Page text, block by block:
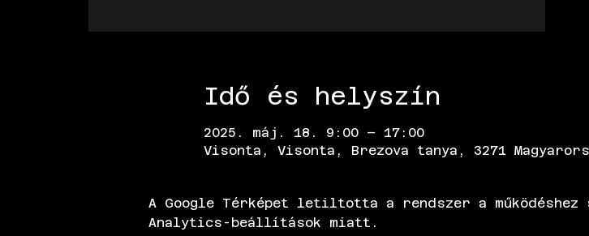
Idő és helyszín
2025. máj. 18. 9:00 – 17:00
Visonta, Visonta, Brezova tanya, 3271
A Google Térképet letiltotta a rendszer a működéshez
Analytics-beállítások miatt.